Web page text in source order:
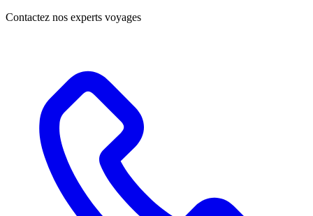
Contactez nos experts voyages